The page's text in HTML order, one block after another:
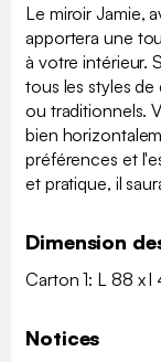
Le miroir Jamie,
apportera une
à votre intérieur.
tous les styles
ou traditionnels.
bien
préférences et
et pratique, il
Dimension
Carton 1: L 88 x l
Notices